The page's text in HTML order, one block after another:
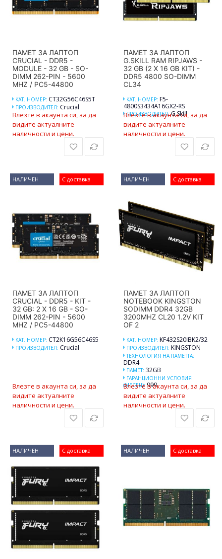
ПАМЕТ ЗА ЛАПТОП
CRUCIAL - DDR5 -
MODULE - 32 GB - SO-
DIMM 262-PIN - 5600
MHZ / PC5-44800
КАТ. НОМЕР: CT32G56C46S5T
ПРОИЗВОДИТЕЛ: Crucial
Влезте в акаунта си, за да
видите актуалните
наличности и цени.
ПАМЕТ ЗА ЛАПТОП
G.SKILL RAM RIPJAWS -
32 GB (2 X 16 GB KIT) -
DDR5 4800 SO-DIMM
CL34
КАТ. НОМЕР: F5-
4800S3434A16GX2-RS
ПРОИЗВОДИТЕЛ:G.Skill
Влезте в акаунта си, за да
видите актуалните
наличности и цени.
С доставка
НАЛИЧЕН
ПАМЕТ ЗА ЛАПТОП
CRUCIAL - DDR5 - KIT -
32 GB: 2 X 16 GB - SO-
DIMM 262-PIN - 5600
MHZ / PC5-44800
КАТ. НОМЕР: CT2K16G56C46S5
ПРОИЗВОДИТЕЛ: Crucial
Влезте в акаунта си, за да
видите актуалните
наличности и цени.
С доставка
НАЛИЧЕН
ПАМЕТ ЗА ЛАПТОП
NOTEBOOK KINGSTON
SODIMM DDR4 32GB
3200MHZ CL20 1.2V KIT
OF 2
КАТ. НОМЕР: KF432S20IBK2/32
ПРОИЗВОДИТЕЛ: KINGSTON
ТЕХНОЛОГИЯ НА ПАМЕТТА:
DDR4
ПАМЕТ: 32GB
ГАРАНЦИОННИ УСЛОВИЯ
(МЕСЕЦ): 999
Влезте в акаунта си, за да
видите актуалните
наличности и цени.
С доставка
НАЛИЧЕН С доставка
НАЛИЧЕН